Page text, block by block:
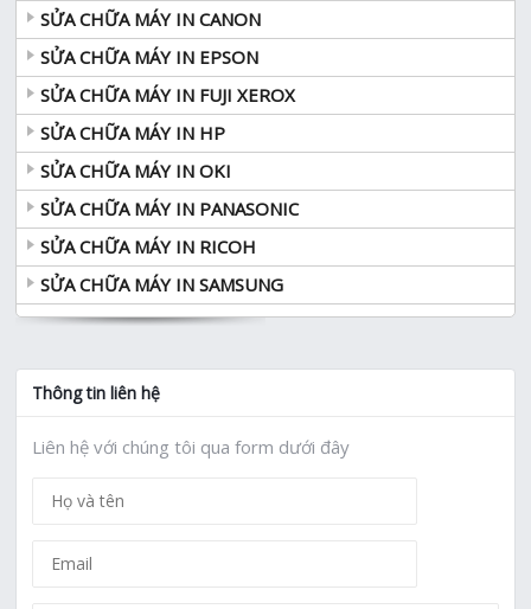
SỬA CHỮA MÁY IN CANON
SỬA CHỮA MÁY IN EPSON
SỬA CHỮA MÁY IN FUJI XEROX
SỬA CHỮA MÁY IN HP
SỬA CHỮA MÁY IN OKI
SỬA CHỮA MÁY IN PANASONIC
SỬA CHỮA MÁY IN RICOH
SỬA CHỮA MÁY IN SAMSUNG
Thông tin liên hệ
Liên hệ với chúng tôi qua form dưới đây